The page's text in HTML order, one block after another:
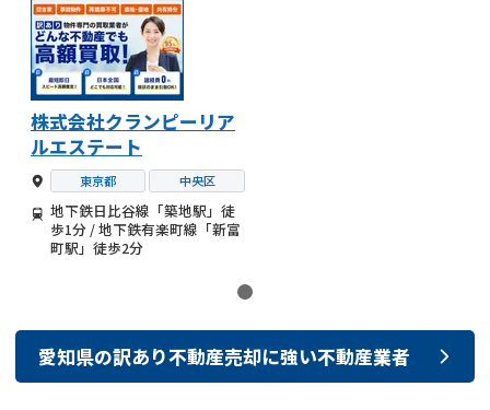
株式会社クランピーリア
ルエステート
東京都 中央区
地下鉄日比谷線「築地駅」徒
歩1分 / 地下鉄有楽町線「新富
町駅」徒歩2分
愛知県の訳あり不動産売却に強い不動産業者